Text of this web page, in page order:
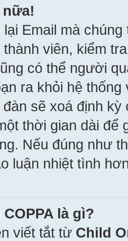
Email mà
viên, kiểm
có thể người
ra khỏi hệ
sẽ xoá định
thời gian dài
Nếu đúng như
luận nhiệt tình
là gì?
viết tắt từ Child